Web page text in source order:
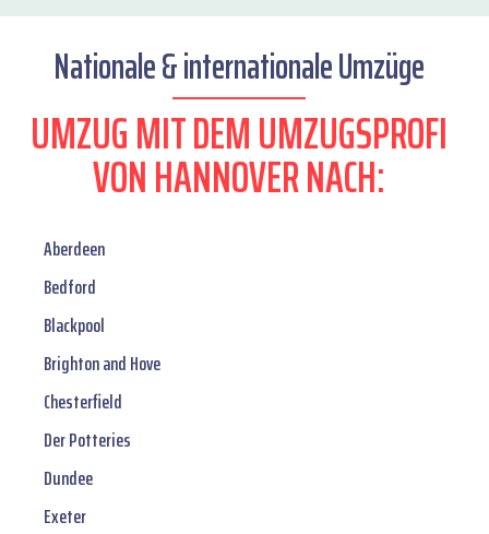
Nationale & internationale Umzüge
UMZUG MIT DEM UMZUGSPROFI
VON HANNOVER NACH:
Aberdeen
Bedford
Blackpool
Brighton and Hove
Chesterfield
Der Potteries
Dundee
Exeter